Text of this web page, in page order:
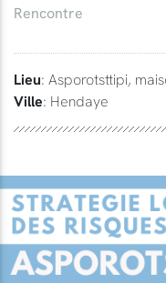
Rencontre
Lieu: Asporotsttipi,
Ville: Hendaye